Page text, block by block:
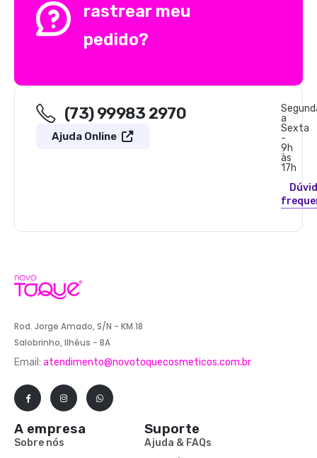
rastrear meu
pedido?
(73) 99983 2970
Ajuda Online
a
Sexta
-
9h
às
17h
Rod. Jorge Amado, S/N - KM 18
Salobrinho, Ilhéus - BA
Email: atendimento@novotoquecosmeticos.com.br
A empresa
Sobre nós
Suporte
Ajuda & FAQs